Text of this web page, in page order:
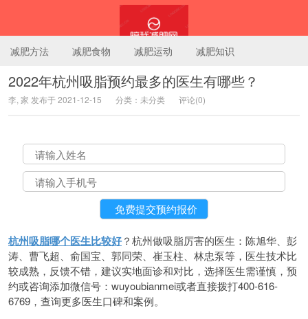
陪我减肥网
减肥方法 减肥食物 减肥运动 减肥知识
2022年杭州吸脂预约最多的医生有哪些？
李, 家 发布于 2021-12-15 分类：未分类 评论(0)
杭州吸脂哪个医生比较好？杭州做吸脂厉害的医生：陈旭华、彭
涛、曹飞超、俞国宝、郭同荣、崔玉柱、林忠泵等，医生技术比
较成熟，反馈不错，建议实地面诊和对比，选择医生需谨慎，预
约或咨询添加微信号：wuyoubianmei或者直接拨打400-616-
6769，查询更多医生口碑和案例。